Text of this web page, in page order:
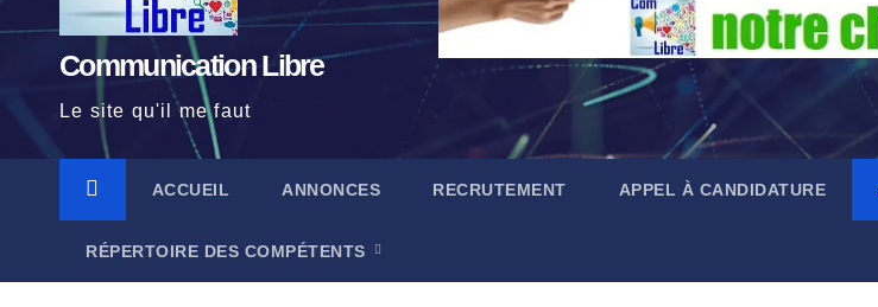
Communication Libre
Le site qu'il me faut
ACCUEIL ANNONCES RECRUTEMENT APPEL À CANDIDATURE
RÉPERTOIRE DES COMPÉTENTS